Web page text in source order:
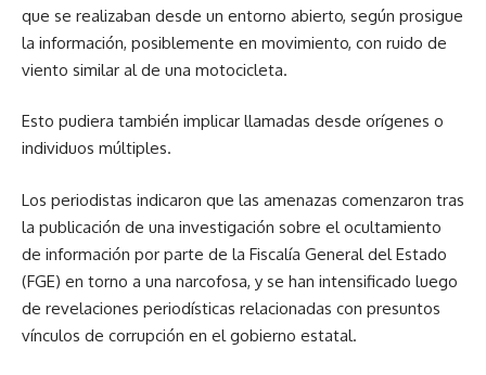
que se realizaban desde un entorno abierto, según prosigue
la información, posiblemente en movimiento, con ruido de
viento similar al de una motocicleta.
Esto pudiera también implicar llamadas desde orígenes o
individuos múltiples.
Los periodistas indicaron que las amenazas comenzaron tras
la publicación de una investigación sobre el ocultamiento
de información por parte de la Fiscalía General del Estado
(FGE) en torno a una narcofosa, y se han intensificado luego
de revelaciones periodísticas relacionadas con presuntos
vínculos de corrupción en el gobierno estatal.